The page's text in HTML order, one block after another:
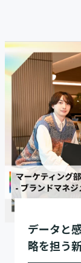
データと
略を担う